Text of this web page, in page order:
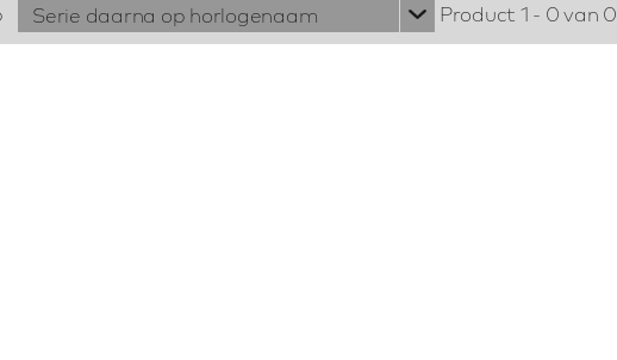
Serie daarna op horlogenaam Product 1 - 0 van 0